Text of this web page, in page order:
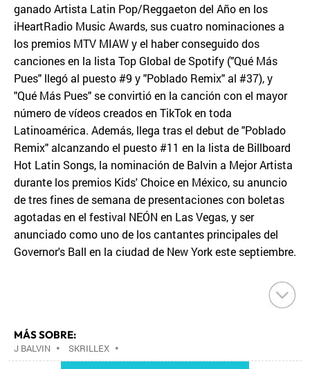
ganado Artista Latin Pop/Reggaeton del Año en los
iHeartRadio Music Awards, sus cuatro nominaciones a
los premios MTV MIAW y el haber conseguido dos
canciones en la lista Top Global de Spotify ("Qué Más
Pues" llegó al puesto #9 y "Poblado Remix" al #37), y
"Qué Más Pues" se convirtió en la canción con el mayor
número de vídeos creados en TikTok en toda
Latinoamérica. Además, llega tras el debut de "Poblado
Remix" alcanzando el puesto #11 en la lista de Billboard
Hot Latin Songs, la nominación de Balvin a Mejor Artista
durante los premios Kids' Choice en México, su anuncio
de tres fines de semana de presentaciones con boletas
agotadas en el festival NEÓN en Las Vegas, y ser
anunciado como uno de los cantantes principales del
Governor's Ball en la ciudad de New York este septiembre.
MÁS SOBRE:
J BALVIN • SKRILLEX •